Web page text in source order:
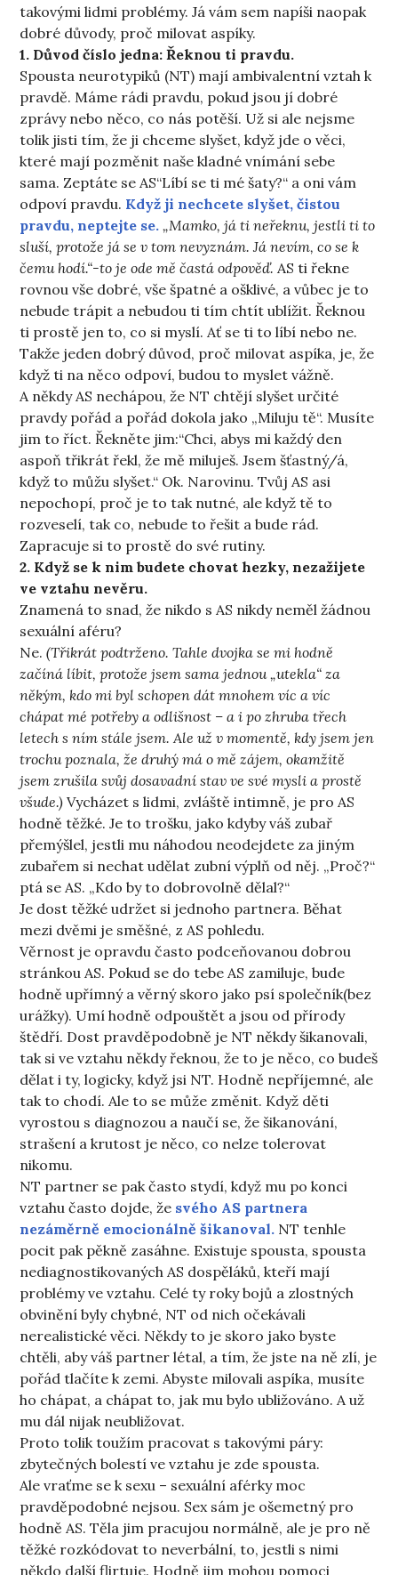
takovými lidmi problémy. Já vám sem napíši naopak
dobré důvody, proč milovat aspíky.
1. Důvod číslo jedna: Řeknou ti pravdu.
Spousta neurotypiků (NT) mají ambivalentní vztah k
pravdě. Máme rádi pravdu, pokud jsou jí dobré
zprávy nebo něco, co nás potěší. Už si ale nejsme
tolik jisti tím, že ji chceme slyšet, když jde o věci,
které mají pozměnit naše kladné vnímání sebe
sama. Zeptáte se AS“Líbí se ti mé šaty?“ a oni vám
odpoví pravdu. Když ji nechcete slyšet, čistou
pravdu, neptejte se. „Mamko, já ti neřeknu, jestli ti to
sluší, protože já se v tom nevyznám. Já nevím, co se k
čemu hodí.“-to je ode mě častá odpověď.AS ti řekne
rovnou vše dobré, vše špatné a ošklivé, a vůbec je to
nebude trápit a nebudou ti tím chtít ublížit. Řeknou
ti prostě jen to, co si myslí. Ať se ti to líbí nebo ne.
Takže jeden dobrý důvod, proč milovat aspíka, je, že
když ti na něco odpoví, budou to myslet vážně.
A někdy AS nechápou, že NT chtějí slyšet určité
pravdy pořád a pořád dokola jako „Miluju tě“. Musíte
jim to říct. Řekněte jim:“Chci, abys mi každý den
aspoň třikrát řekl, že mě miluješ. Jsem šťastný/á,
když to můžu slyšet.“ Ok. Narovinu. Tvůj AS asi
nepochopí, proč je to tak nutné, ale když tě to
rozveselí, tak co, nebude to řešit a bude rád.
Zapracuje si to prostě do své rutiny.
2. Když se k nim budete chovat hezky, nezažijete
ve vztahu nevěru.
Znamená to snad, že nikdo s AS nikdy neměl žádnou
sexuální aféru?
Ne.(Třikrát podtrženo. Tahle dvojka se mi hodně
začíná líbit, protože jsem sama jednou „utekla“ za
někým, kdo mi byl schopen dát mnohem víc a víc
chápat mé potřeby a odlišnost – a i po zhruba třech
letech s ním stále jsem. Ale už v momentě, kdy jsem jen
trochu poznala, že druhý má o mě zájem, okamžitě
jsem zrušila svůj dosavadní stav ve své mysli a prostě
všude.)Vycházet s lidmi, zvláště intimně, je pro AS
hodně těžké. Je to trošku, jako kdyby váš zubař
přemýšlel, jestli mu náhodou neodejdete za jiným
zubařem si nechat udělat zubní výplň od něj. „Proč?“
ptá se AS. „Kdo by to dobrovolně dělal?“
Je dost těžké udržet si jednoho partnera. Běhat
mezi dvěmi je směšné, z AS pohledu.
Věrnost je opravdu často podceňovanou dobrou
stránkou AS. Pokud se do tebe AS zamiluje, bude
hodně upřímný a věrný skoro jako psí společník(bez
urážky). Umí hodně odpouštět a jsou od přírody
štědří. Dost pravděpodobně je NT někdy šikanovali,
tak si ve vztahu někdy řeknou, že to je něco, co budeš
dělat i ty, logicky, když jsi NT. Hodně nepříjemné, ale
tak to chodí. Ale to se může změnit. Když děti
vyrostou s diagnozou a naučí se, že šikanování,
strašení a krutost je něco, co nelze tolerovat
nikomu.
NT partner se pak často stydí, když mu po konci
vztahu často dojde, že svého AS partnera
nezáměrně emocionálně šikanoval. NT tenhle
pocit pak pěkně zasáhne. Existuje spousta, spousta
nediagnostikovaných AS dospěláků, kteří mají
problémy ve vztahu. Celé ty roky bojů a zlostných
obvinění byly chybné, NT od nich očekávali
nerealistické věci. Někdy to je skoro jako byste
chtěli, aby váš partner létal, a tím, že jste na ně zlí, je
pořád tlačíte k zemi. Abyste milovali aspíka, musíte
ho chápat, a chápat to, jak mu bylo ubližováno. A už
mu dál nijak neubližovat.
Proto tolik toužím pracovat s takovými páry:
zbytečných bolestí ve vztahu je zde spousta.
Ale vraťme se k sexu – sexuální aférky moc
pravděpodobné nejsou. Sex sám je ošemetný pro
hodně AS. Těla jim pracujou normálně, ale je pro ně
těžké rozkódovat to neverbální, to, jestli s nimi
někdo další flirtuje. Hodně jim mohou pomoci